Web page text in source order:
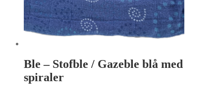
Ble – Stofble / Gazeble blå med
spiraler